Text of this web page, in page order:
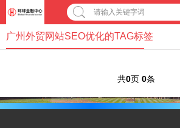
请输入关键字词
广州外贸网站SEO优化的TAG标签
共0页 0条